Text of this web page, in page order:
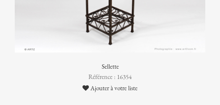
Sellette
Référence : 16354
Ajouter à votre liste